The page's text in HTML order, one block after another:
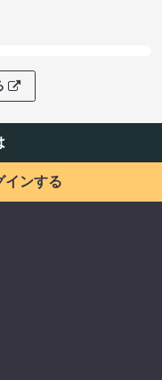
インする